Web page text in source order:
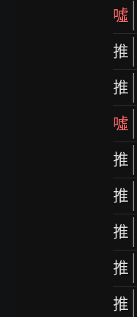
噓
推
推
噓
推
推
推
推
推